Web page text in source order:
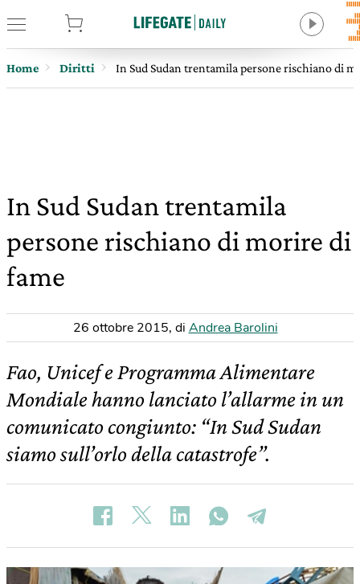
Home Diritti In Sud Sudan trentamila persone rischiano di
In Sud Sudan trentamila
persone rischiano di morire di
fame
26 ottobre 2015, di Andrea Barolini
Fao, Unicef e Programma Alimentare
Mondiale hanno lanciato l’allarme in un
comunicato congiunto: “In Sud Sudan
siamo sull’orlo della catastrofe”.